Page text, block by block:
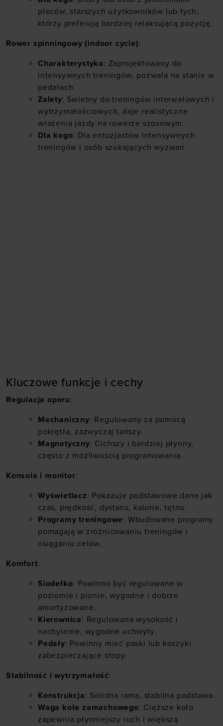
pleców, starszych użytkowników lub tych,
którzy preferują bardziej relaksującą pozycję.
Rower spinningowy (indoor cycle):
Charakterystyka: Zaprojektowany do
intensywnych treningów, pozwala na stanie w
pedałach.
Zalety: Świetny do treningów interwałowych i
wytrzymałościowych, daje realistyczne
wrażenia jazdy na rowerze szosowym.
Dla kogo: Dla entuzjastów intensywnych
treningów i osób szukających wyzwań.
Kluczowe funkcje i cechy
Regulacja oporu:
Mechaniczny: Regulowany za pomocą
pokrętła, zazwyczaj tańszy.
Magnetyczny: Cichszy i bardziej płynny,
często z możliwością programowania.
Konsola i monitor:
Wyświetlacz: Pokazuje podstawowe dane jak
czas, prędkość, dystans, kalorie, tętno.
Programy treningowe: Wbudowane programy
pomagają w zróżnicowaniu treningów i
osiąganiu celów.
Komfort:
Siodełko: Powinno być regulowane w
poziomie i pionie, wygodne i dobrze
amortyzowane.
Kierownica: Regulowana wysokość i
nachylenie, wygodne uchwyty.
Pedały: Powinny mieć paski lub koszyki
zabezpieczające stopy.
Stabilność i wytrzymałość:
Konstrukcja: Solidna rama, stabilna podstawa.
Waga koła zamachowego: Cięższe koło
zapewnia płynniejszy ruch i większą